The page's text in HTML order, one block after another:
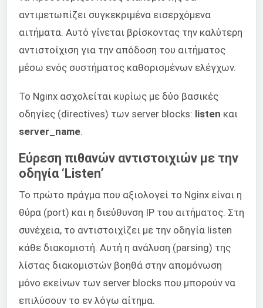
αντιμετωπίζει συγκεκριμένα εισερχόμενα
αιτήματα. Αυτό γίνεται βρίσκοντας την καλύτερη
αντιστοίχιση για την απόδοση του αιτήματος
μέσω ενός συστήματος καθορισμένων ελέγχων.
Το Nginx ασχολείται κυρίως με δύο βασικές
οδηγίες (directives) των server blocks: listen και
server_name
Εύρεση πιθανών αντιστοιχιών με την
οδηγία ‘Listen’
Το πρώτο πράγμα που αξιολογεί το Nginx είναι η
θύρα (port) και η διεύθυνση IP του αιτήματος. Στη
συνέχεια, το αντιστοιχίζει με την οδηγία listen
κάθε διακομιστή. Αυτή η ανάλυση (parsing) της
λίστας διακομιστών βοηθά στην απομόνωση
μόνο εκείνων των server blocks που μπορούν να
επιλύσουν το εν λόγω αίτημα.